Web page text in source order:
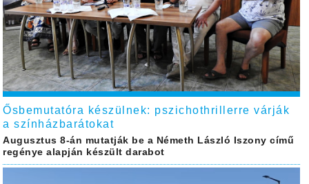
Ősbemutatóra készülnek: pszichothrillerre várják
a színházbarátokat
Augusztus 8-án mutatják be a Németh László Iszony című
regénye alapján készült darabot